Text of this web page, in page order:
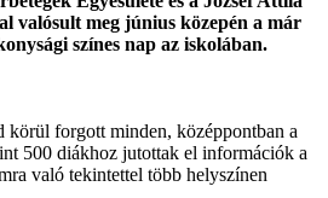
valósult meg június közepén a már
színes nap az iskolában.
körül forgott minden, középpontban a
500 diákhoz jutottak el információk a
való tekintettel több helyszínen